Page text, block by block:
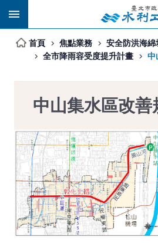
跳到主要內容區塊
首頁 焦點業務
安全防洪海綿
全市降雨容受度提升計畫
中
中山集水區改善